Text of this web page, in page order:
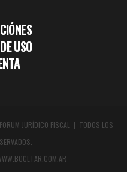
USO
JURÍDICO FISCAL | TODOS LOS